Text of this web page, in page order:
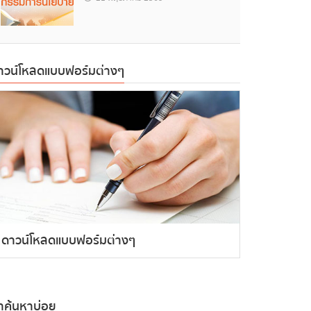
วน์โหลดแบบฟอร์มต่างๆ
ดาวน์โหลดแบบฟอร์มต่างๆ
ค้นหาบ่อย